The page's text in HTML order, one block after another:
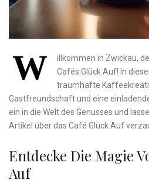
W
illkommen in Zwickau,
Cafés Glück Auf! In
traumhafte
Gastfreundschaft und eine
ein in die Welt des Genusses und
Artikel über das⁣ Café ⁣Glück Auf
Entdecke Die Magie
Auf